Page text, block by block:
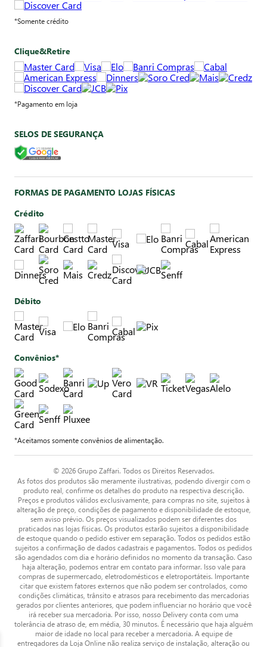
*Somente crédito
Clique&Retire
*Pagamento em loja
SELOS DE SEGURANÇA
FORMAS DE PAGAMENTO LOJAS FÍSICAS
Crédito
Débito
Convênios*
*Aceitamos somente convênios de alimentação.
© 2026 Grupo Zaffari. Todos os Direitos Reservados.
As fotos dos produtos são meramente ilustrativas, podendo divergir com o
produto real, confirme os detalhes do produto na respectiva descrição.
Preços e produtos válidos exclusivamente, para compras no site, sujeitos à
alteração de preço, condições de pagamento e disponibilidade de estoque,
sem aviso prévio. Os preços visualizados podem ser diferentes dos
praticados nas lojas físicas. Os produtos estarão sujeitos a disponibilidade
de estoque quando o pedido estiver em separação. Todos os pedidos estão
sujeitos a confirmação de dados cadastrais e pagamentos. Todos os pedidos
são agendados com dia e horário definidos no momento da transação. Caso
haja alteração, podemos entrar em contato para informar. Isso vale para
compras de supermercado, eletrodomésticos e eletroportáteis. Importante
citar que existem fatores externos que não podem ser controlados, como
condições climáticas, trânsito e atrasos para recebimento das mercadorias
gerados por clientes anteriores, que podem influenciar no horário que você
irá receber sua mercadoria. Por isso, nosso Delivery conta com uma
tolerância de atraso de, em média, 30 minutos. É necessário que haja alguém
maior de idade no local para receber a mercadoria. A equipe de
entregadores da Loja Online não realiza serviço de instalação, alteração ou